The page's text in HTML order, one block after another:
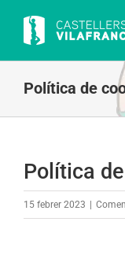
content
Política de
Política
15 febrer 2023